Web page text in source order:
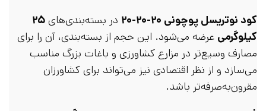
کود نوتریسل پوچونی ۲۰-۲۰-۲۰
در بسته‌بندی‌های۲۵
کیلوگرمی عرضه می‌شود. این حجم از بسته‌بندی، آن را برای
مصارف وسیع‌تر در مزارع کشاورزی و باغات بزرگ مناسب
می‌سازد و از نظر اقتصادی نیز می‌تواند برای کشاورزان
مقرون‌به‌صرفه‌تر باشد.